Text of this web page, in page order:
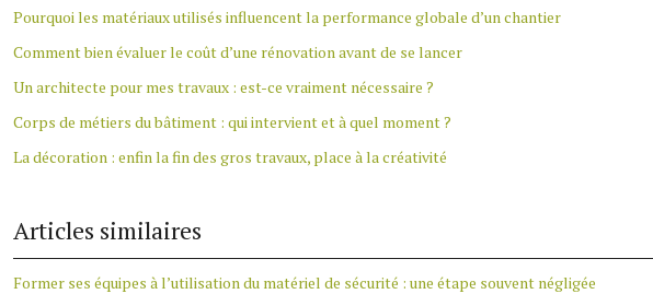
Pourquoi les matériaux utilisés influencent la performance globale d’un chantier
Comment bien évaluer le coût d’une rénovation avant de se lancer
Un architecte pour mes travaux : est-ce vraiment nécessaire ?
Corps de métiers du bâtiment : qui intervient et à quel moment ?
La décoration : enfin la fin des gros travaux, place à la créativité
Articles similaires
Former ses équipes à l’utilisation du matériel de sécurité : une étape souvent négligée